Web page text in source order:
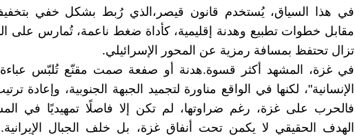
في هذا السياق، يُستخدم قانون قيصر،الذي رُبط بشكل خفي
مقابل خطوات تطبيع وهدنة إقليمية، كأداة ضغط ناعمة، تُمارس على
تزال تحتفظ بمسافة رمزية عن المحور الإسرائيلي.
في غزة، المشهد أكثر قسوة.هدنة أو صفعة صمت مقنّع تُلبّس عباءة
الإنسانية"، لكنها في الواقع مناورة لتجميد الجبهة الجنوبية، وإعادة
فالحرب على غزة، رغم ضراوتها، لم تكن إلا فاصلًا تمهيديًا في
الهدف الحقيقي لا يكمن تحت أنفاق غزة، بل خلف الجبال